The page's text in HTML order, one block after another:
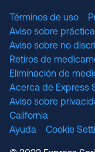
Términos de uso
Aviso sobre
Aviso sobre no
Retiros de
Eliminación de
Acerca de
Aviso sobre
California
Ayuda
Cookie